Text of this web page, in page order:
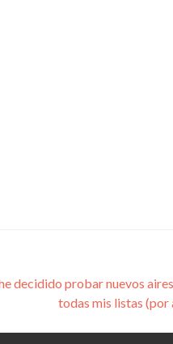
decidido probar nuevos
todas mis listas (por